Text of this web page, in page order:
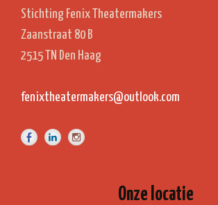
Stichting Fenix Theatermakers
Zaanstraat 80 B
2515 TN Den Haag
fenixtheatermakers@outlook.com
Onze locatie